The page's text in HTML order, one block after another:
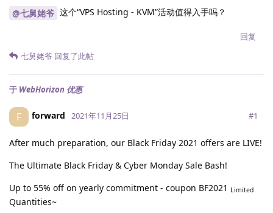
@七舅姥爷 这个“VPS Hosting - KVM”活动值得入手吗？
回复
七舅姥爷 回复了此帖
于 WebHorizon 优惠
F forward 2021年11月25日 #1
After much preparation, our Black Friday 2021 offers are LIVE!
The Ultimate Black Friday & Cyber Monday Sale Bash!
Up to 55% off on yearly commitment - coupon BF2021 Limited
Quantities~